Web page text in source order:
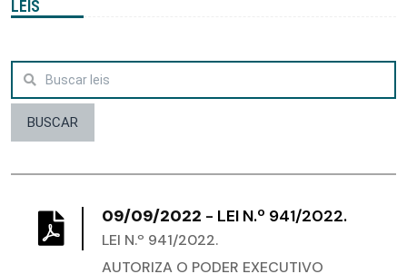
LEIS
BUSCAR
09/09/2022 - LEI N.º 941/2022.
LEI N.º 941/2022.
AUTORIZA O PODER EXECUTIVO